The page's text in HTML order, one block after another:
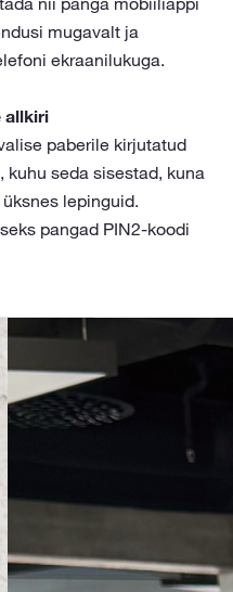
mugavalt ja
ekraanilukuga.
allkiri
paberile kirjutatud
seda sisestad, kuna
lepinguid.
pangad PIN2-koodi